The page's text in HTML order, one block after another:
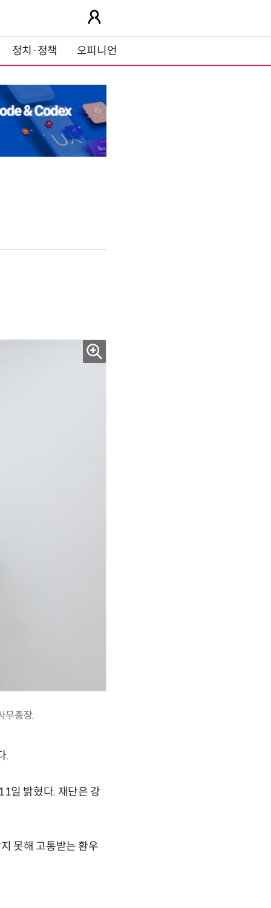
정치·정책 오피니언
무총장.
.
일 밝혔다. 재단은 강
못해 고통받는 환우